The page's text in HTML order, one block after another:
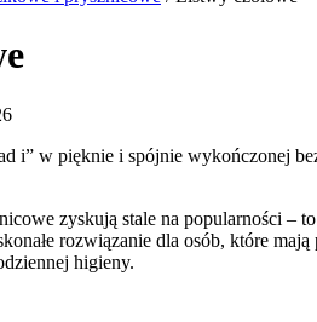
i” w pięknie i spójnie wykończonej
zyskują stale na popularności –
rozwiązanie dla osób, które
higieny.